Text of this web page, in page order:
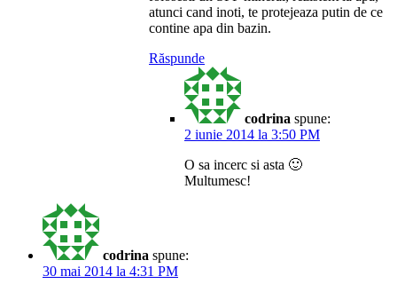
atunci cand inoti, te protejeaza putin de ce
contine apa din bazin.
Răspunde
codrina spune:
2 iunie 2014 la 3:50 PM
O sa incerc si asta 🙂
Multumesc!
codrina spune:
30 mai 2014 la 4:31 PM